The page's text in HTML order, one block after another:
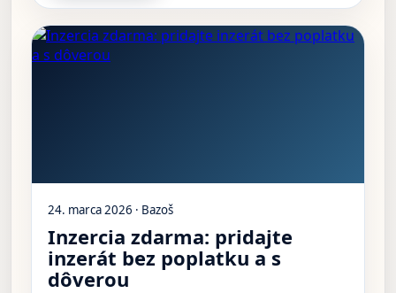
24. marca 2026 · Bazoš
Inzercia zdarma: pridajte
inzerát bez poplatku a s
dôverou